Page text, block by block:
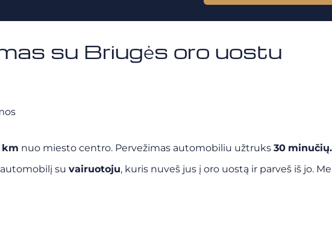
su Briugės oro uostu
km nuo miesto centro. Pervežimas automobiliu užtruks 30 minučių.
su vairuotoju, kuris nuveš jus į oro uostą ir parveš iš jo.